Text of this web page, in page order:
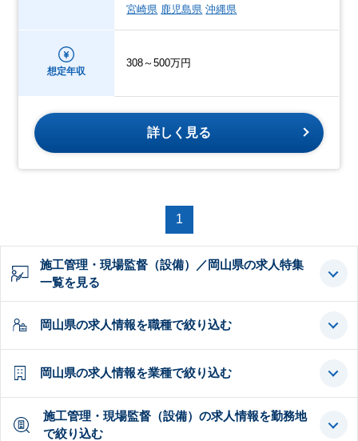
宮崎県 鹿児島県 沖縄県
想定年収
308～500万円
詳しく見る
1
施工管理・現場監督（設備）／岡山県の求人特集
一覧を見る
岡山県の求人情報を職種で絞り込む
岡山県の求人情報を業種で絞り込む
施工管理・現場監督（設備）の求人情報を勤務地
で絞り込む